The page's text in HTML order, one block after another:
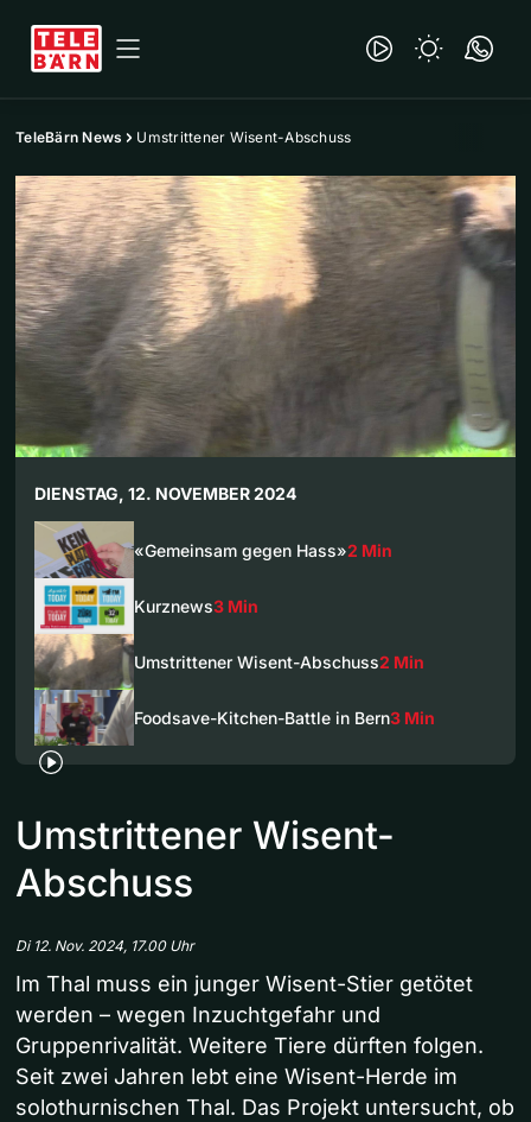
TeleBärn News Umstrittener Wisent-Abschuss
DIENSTAG, 12. NOVEMBER 2024
«Gemeinsam gegen Hass»2 Min
Kurznews3 Min
Umstrittener Wisent-Abschuss2 Min
Foodsave-Kitchen-Battle in Bern3 Min
Umstrittener Wisent-
Abschuss
Di 12. Nov. 2024, 17.00 Uhr
Im Thal muss ein junger Wisent-Stier getötet
werden – wegen Inzuchtgefahr und
Gruppenrivalität. Weitere Tiere dürften folgen.
Seit zwei Jahren lebt eine Wisent-Herde im
solothurnischen Thal. Das Projekt untersucht, ob